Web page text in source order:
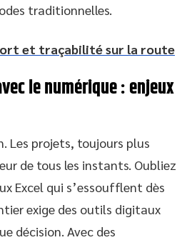
traditionnelles.
et traçabilité sur la route
le numérique : enjeux
Les projets, toujours plus
de tous les instants. Oubliez
Excel qui s’essoufflent dès
exige des outils digitaux
décision. Avec des